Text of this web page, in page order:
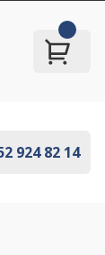
924 82 14